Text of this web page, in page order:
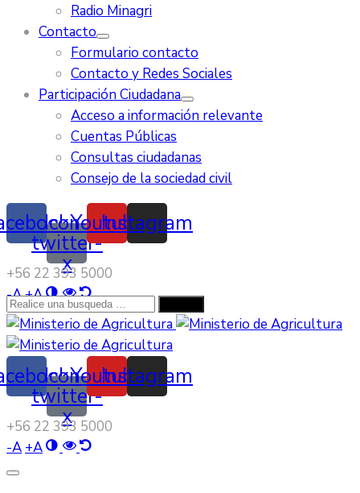
Radio Minagri
Contacto
Formulario contacto
Contacto y Redes Sociales
Participación Ciudadana
Acceso a información relevante
Cuentas Públicas
Consultas ciudadanas
Consejo de la sociedad civil
Icon-
twitter-
x
Youtube
Instagram
‭+56 22 393 5000‬
-A+A
Icon-
twitter-
x
Youtube
Instagram
‭+56 22 393 5000‬
-A +A